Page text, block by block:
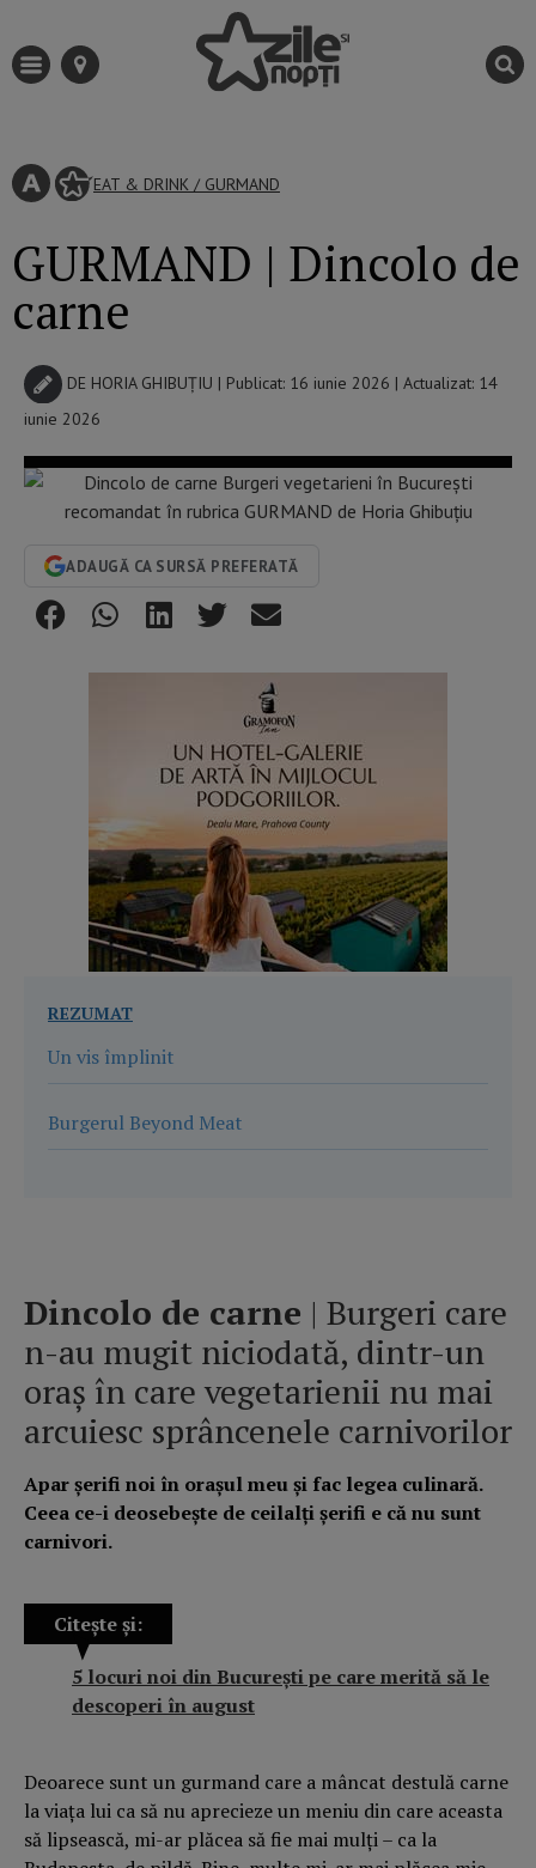
EAT & DRINK / GURMAND
GURMAND | Dincolo de
carne
DE HORIA GHIBUȚIU | Publicat: 16 iunie 2026 | Actualizat: 14
iunie 2026
ADAUGĂ CA SURSĂ PREFERATĂ
REZUMAT
Un vis împlinit
Burgerul Beyond Meat
Dincolo de carne | Burgeri care
n-au mugit niciodată, dintr-un
oraș în care vegetarienii nu mai
arcuiesc sprâncenele carnivorilor
Apar șerifi noi în orașul meu și fac legea culinară.
Ceea ce-i deosebește de ceilalți șerifi e că nu sunt
carnivori.
Citește și:
5 locuri noi din București pe care merită să le
descoperi în august
Deoarece sunt un gurmand care a mâncat destulă carne
la viața lui ca să nu aprecieze un meniu din care aceasta
să lipsească, mi-ar plăcea să fie mai mulți – ca la